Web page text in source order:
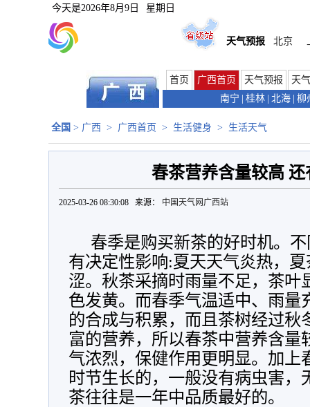
今天是2026年8月9日 星期日
天气预报 北京
首页 广西首页 天气预报
天
南宁
桂林 北海 柳
全国 > 广西 > 广西首页 > 生活健身 > 生活天气
春茶营养含量较高
2025-03-26 08:30:08 来源： 中国天气网广西站
春季是购买新茶的好时机。
有决定性影响:夏天天气炎热，
涩。秋茶采摘时雨量不足，茶叶
色发黄。而春季气温适中、雨量
的合成与积累，而且茶树经过秋
富的营养，所以春茶中营养含量
气浓烈，保健作用更明显。加上
时节生长的，一般没有病虫害，
茶往往是一年中品质最好的。